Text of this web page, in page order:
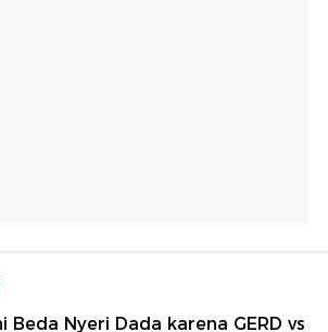
Beda Nyeri Dada karena GERD vs